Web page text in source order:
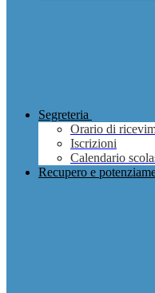
Segreteria
Orario di
Iscrizioni
Calendario
Recupero e